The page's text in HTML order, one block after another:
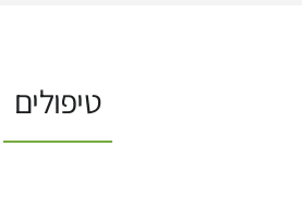
טיפולים